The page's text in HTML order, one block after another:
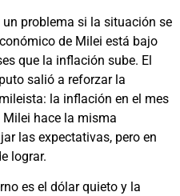
problema si la situación se
de Milei está bajo
que la inflación sube. El
salió a reforzar la
la inflación en el mes
hace la misma
las expectativas, pero en
lograr.
es el dólar quieto y la